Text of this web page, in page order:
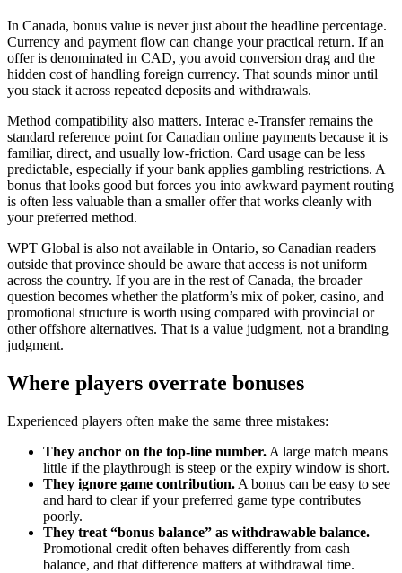
In Canada, bonus value is never just about the headline percentage.
Currency and payment flow can change your practical return. If an
offer is denominated in CAD, you avoid conversion drag and the
hidden cost of handling foreign currency. That sounds minor until
you stack it across repeated deposits and withdrawals.
Method compatibility also matters. Interac e-Transfer remains the
standard reference point for Canadian online payments because it is
familiar, direct, and usually low-friction. Card usage can be less
predictable, especially if your bank applies gambling restrictions. A
bonus that looks good but forces you into awkward payment routing
is often less valuable than a smaller offer that works cleanly with
your preferred method.
WPT Global is also not available in Ontario, so Canadian readers
outside that province should be aware that access is not uniform
across the country. If you are in the rest of Canada, the broader
question becomes whether the platform’s mix of poker, casino, and
promotional structure is worth using compared with provincial or
other offshore alternatives. That is a value judgment, not a branding
judgment.
Where players overrate bonuses
Experienced players often make the same three mistakes:
They anchor on the top-line number. A large match means
little if the playthrough is steep or the expiry window is short.
They ignore game contribution. A bonus can be easy to see
and hard to clear if your preferred game type contributes
poorly.
They treat “bonus balance” as withdrawable balance.
Promotional credit often behaves differently from cash
balance, and that difference matters at withdrawal time.